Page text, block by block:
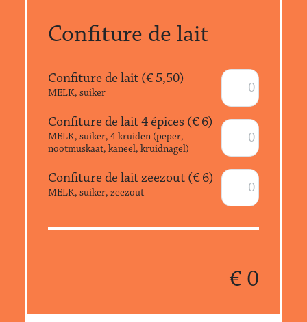
Confiture de lait
Confiture de lait (€5,50)
MELK, suiker
Confiture de lait 4 épices (€6)
MELK, suiker, 4 kruiden (peper,
nootmuskaat, kaneel, kruidnagel)
Confiture de lait zeezout (€6)
MELK, suiker, zeezout
€ 0